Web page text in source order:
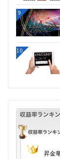
9
10